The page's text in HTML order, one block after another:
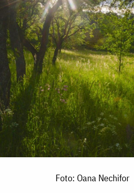
Foto: Oana Nechifor